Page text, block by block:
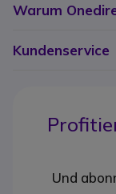
Warum
Kundenservice
Und